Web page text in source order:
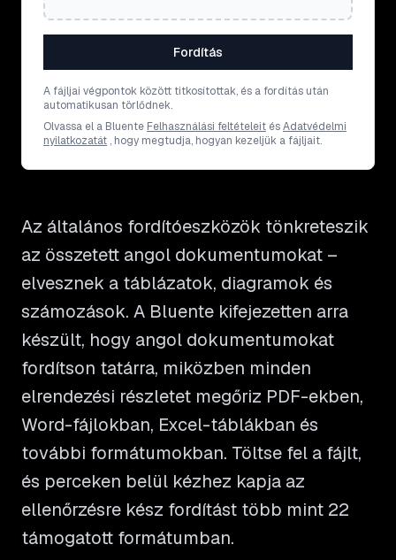
Fordítás
A fájljai végpontok között titkosítottak, és a fordítás után
automatikusan törlődnek.
Olvassa el a Bluente Felhasználási feltételeit ésAdatvédelmi
nyilatkozatát , hogy megtudja, hogyan kezeljük a fájljait.
Az általános fordítóeszközök tönkreteszik
az összetett angol dokumentumokat –
elvesznek a táblázatok, diagramok és
számozások. A Bluente kifejezetten arra
készült, hogy angol dokumentumokat
fordítson tatárra, miközben minden
elrendezési részletet megőriz PDF-ekben,
Word-fájlokban, Excel-táblákban és
további formátumokban. Töltse fel a fájlt,
és perceken belül kézhez kapja az
ellenőrzésre kész fordítást több mint 22
támogatott formátumban.